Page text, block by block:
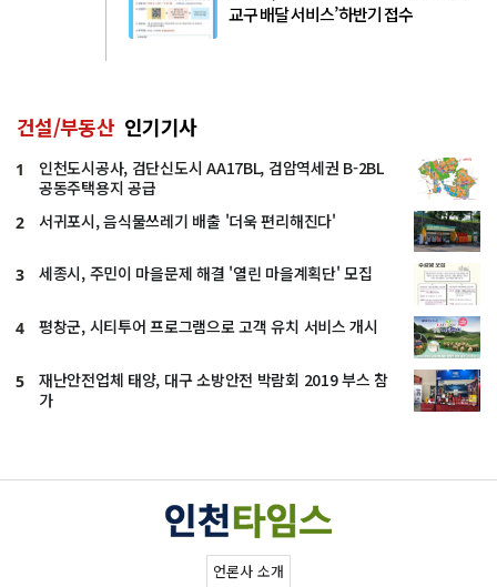
교구 배달 서비스’ 하반기 접수
건설/부동산 인기기사
1
인천도시공사, 검단신도시 AA17BL, 검암역세권 B-2BL
공동주택용지 공급
2 서귀포시, 음식물쓰레기 배출 '더욱 편리해진다'
3 세종시, 주민이 마을문제 해결 '열린 마을계획단' 모집
4 평창군, 시티투어 프로그램으로 고객 유치 서비스 개시
5
재난안전업체 태양, 대구 소방안전 박람회 2019 부스 참
가
언론사 소개